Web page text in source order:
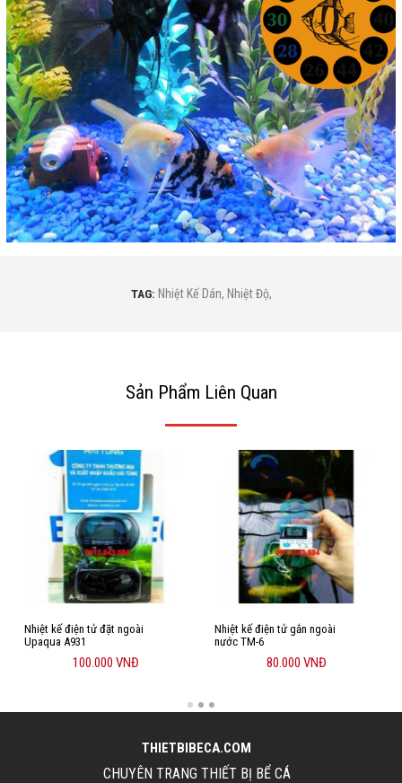
TAG: Nhiệt Kế Dán, Nhiệt Độ,
Sản Phẩm Liên Quan
Nhiệt kế điện tử đặt ngoài
Upaqua A931
100.000 VNĐ
Nhiệt kế điện tử gắn ngoài
nước TM-6
80.000 VNĐ
THIETBIBECA.COM
CHUYÊN TRANG THIẾT BỊ BỂ CÁ